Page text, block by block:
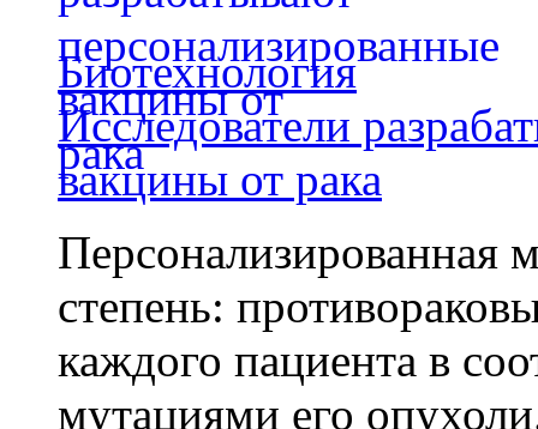
Биотехнология
Исследователи
вакцины от рака
Персонализированная
степень:
каждого пациента в
мутациями его